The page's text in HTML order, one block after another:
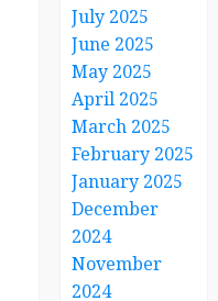
July 2025
June 2025
May 2025
April 2025
March 2025
February 2025
January 2025
December
2024
November
2024